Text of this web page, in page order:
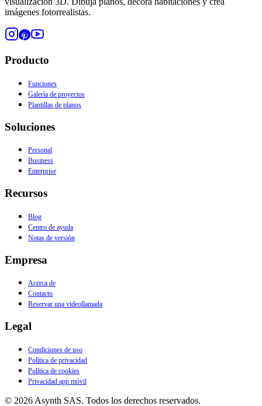
imágenes fotorrealistas.
Producto
Funciones
Galería de proyectos
Plantillas de planos
Soluciones
Personal
Business
Enterprise
Recursos
Blog
Centro de ayuda
Notas de versión
Empresa
Acerca de
Contacto
Reservar una videollamada
Legal
Condiciones de uso
Política de privacidad
Política de cookies
Privacidad app móvil
© 2026 Asynth SAS. Todos los derechos reservados.